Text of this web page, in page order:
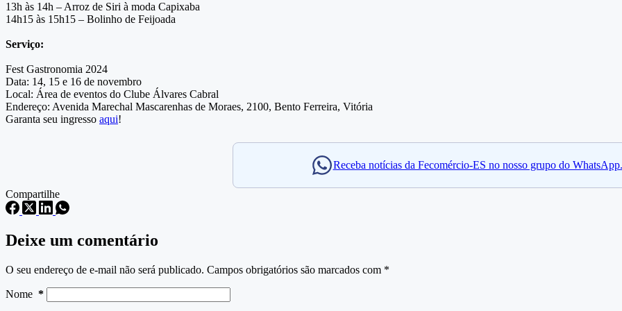
13h às 14h – Arroz de Siri à moda Capixaba
14h15 às 15h15 – Bolinho de Feijoada
Serviço:
Fest Gastronomia 2024
Data: 14, 15 e 16 de novembro
Local: Área de eventos do Clube Álvares Cabral
Endereço: Avenida Marechal Mascarenhas de Moraes, 2100, Bento Ferreira, Vitória
Garanta seu ingresso aqui!
Receba notícias da Fecomércio-ES no nosso grupo do WhatsApp.
Compartilhe
Deixe um comentário
O seu endereço de e-mail não será publicado. Campos obrigatórios são marcados com *
Nome *